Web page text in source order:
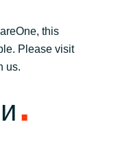
this
Please visit
us.